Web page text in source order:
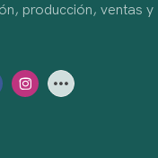
producción, ventas y